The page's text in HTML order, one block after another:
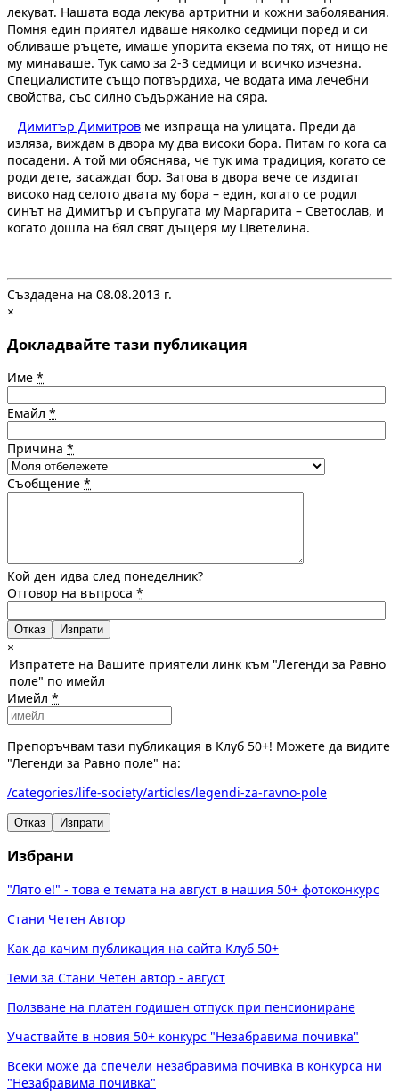
лекуват. Нашата вода лекува артритни и кожни заболявания.
Помня един приятел идваше няколко седмици поред и си
обливаше ръцете, имаше упорита екзема по тях, от нищо не
му минаваше. Тук само за 2-3 седмици и всичко изчезна.
Специалистите също потвърдиха, че водата има лечебни
свойства, със силно съдържание на сяра.
Димитър Димитров ме изпраща на улицата. Преди да
изляза, виждам в двора му два високи бора. Питам го кога са
посадени. А той ми обяснява, че тук има традиция, когато се
роди дете, засаждат бор. Затова в двора вече се издигат
високо над селото двата му бора – един, когато се родил
синът на Димитър и съпругата му Маргарита – Светослав, и
когато дошла на бял свят дъщеря му Цветелина.
Създадена на 08.08.2013 г.
×
Докладвайте тази публикация
Име *
Емайл *
Причина *
Съобщение *
Кой ден идва след понеделник?
Отговор на въпроса *
Отказ
×
Изпратете на Вашите приятели линк към "Легенди за Равно
поле" по имейл
Имейл *
Препоръчвам тази публикация в Клуб 50+! Можете да видите
"Легенди за Равно поле" на:
/categories/life-society/articles/legendi-za-ravno-pole
Отказ Изпрати
Избрани
"Лято е!" - това е темата на август в нашия 50+ фотоконкурс
Стани Четен Автор
Как да качим публикация на сайта Клуб 50+
Теми за Стани Четен автор - август
Ползване на платен годишен отпуск при пенсиониране
Участвайте в новия 50+ конкурс "Незабравима почивка"
Всеки може да спечели незабравима почивка в конкурса ни
"Незабравима почивка"